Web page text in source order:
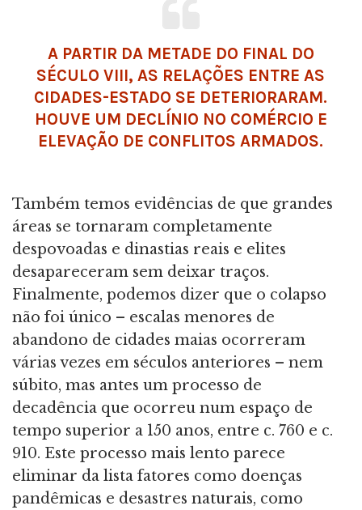
A PARTIR DA METADE DO FINAL DO
SÉCULO VIII, AS RELAÇÕES ENTRE AS
CIDADES-ESTADO SE DETERIORARAM.
HOUVE UM DECLÍNIO NO COMÉRCIO E
ELEVAÇÃO DE CONFLITOS ARMADOS.
Também temos evidências de que grandes
áreas se tornaram completamente
despovoadas e dinastias reais e elites
desapareceram sem deixar traços.
Finalmente, podemos dizer que o colapso
não foi único – escalas menores de
abandono de cidades maias ocorreram
várias vezes em séculos anteriores – nem
súbito, mas antes um processo de
decadência que ocorreu num espaço de
tempo superior a 150 anos, entre c. 760 e c.
910. Este processo mais lento parece
eliminar da lista fatores como doenças
pandêmicas e desastres naturais, como